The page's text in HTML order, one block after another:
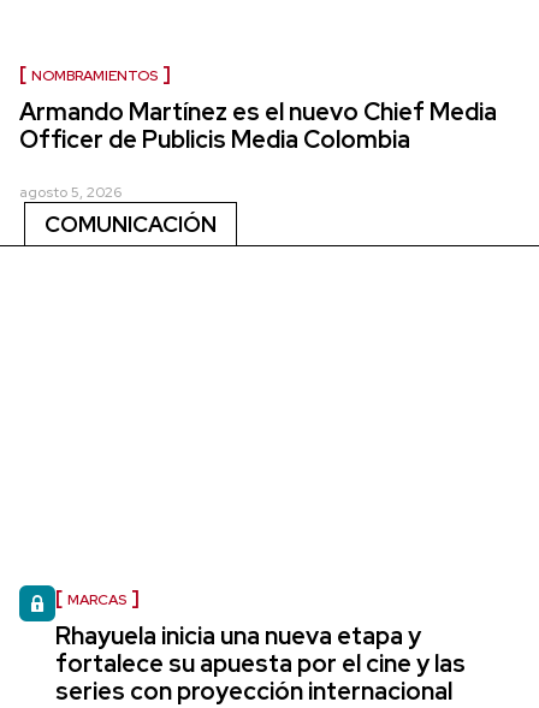
NOMBRAMIENTOS
Armando Martínez es el nuevo Chief Media
Officer de Publicis Media Colombia
agosto 5, 2026
COMUNICACIÓN
MARCAS
Rhayuela inicia una nueva etapa y
fortalece su apuesta por el cine y las
series con proyección internacional